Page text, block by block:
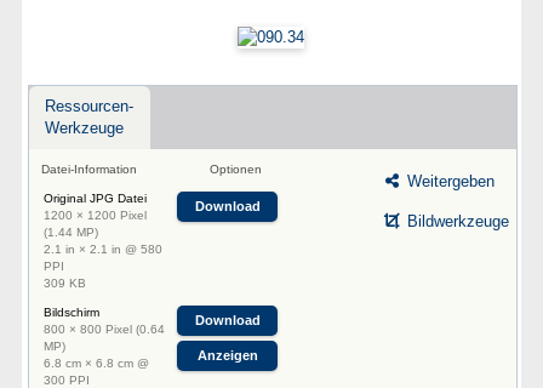
Ressourcen-
Werkzeuge
Datei-Information Optionen
Original JPG Datei
1200 × 1200 Pixel
(1.44 MP)
2.1 in × 2.1 in @ 580
PPI
309 KB
Download
Bildschirm
800 × 800 Pixel (0.64
MP)
6.8 cm × 6.8 cm @
300 PPI
Download
Anzeigen
Weitergeben
Bildwerkzeuge